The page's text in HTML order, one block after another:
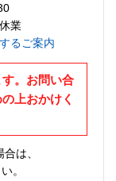
業
るご案内
。お問い合
上おかけく
は、
。